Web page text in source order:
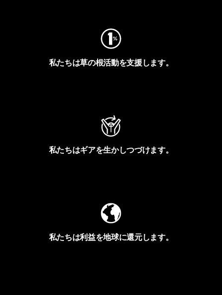
私たちは草の根活動を支援します。
私たちはギアを生かしつづけます。
私たちは利益を地球に還元します。